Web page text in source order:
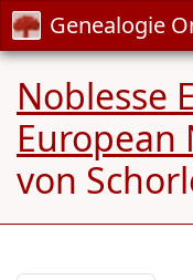
Genealogie
Noblesse
European
von